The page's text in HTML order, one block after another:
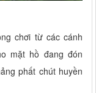
chơi từ các cánh
mặt hồ đang đón
phất chút huyền